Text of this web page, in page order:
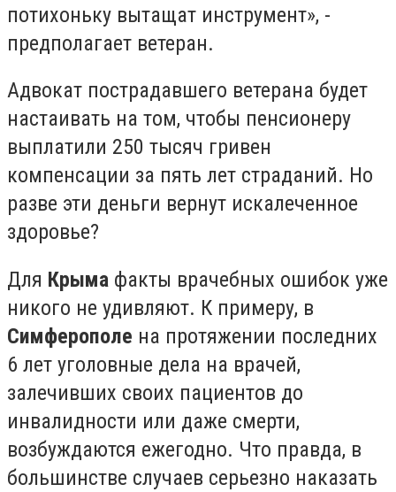
потихоньку вытащат инструмент», -
предполагает ветеран.
Адвокат пострадавшего ветерана будет
настаивать на том, чтобы пенсионеру
выплатили 250 тысяч гривен
компенсации за пять лет страданий. Но
разве эти деньги вернут искалеченное
здоровье?
Для Крыма факты врачебных ошибок уже
никого не удивляют. К примеру, в
Симферополе на протяжении последних
6 лет уголовные дела на врачей,
залечивших своих пациентов до
инвалидности или даже смерти,
возбуждаются ежегодно. Что правда, в
большинстве случаев серьезно наказать